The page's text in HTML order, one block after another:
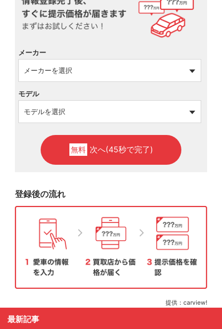
メーカー
モデル
無料 次へ(45秒で完了)
登録後の流れ
提供：carview!
最新記事